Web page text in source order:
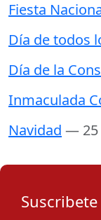
Fiesta
Día de todos
Día de la
Inmaculada
Navidad — 25